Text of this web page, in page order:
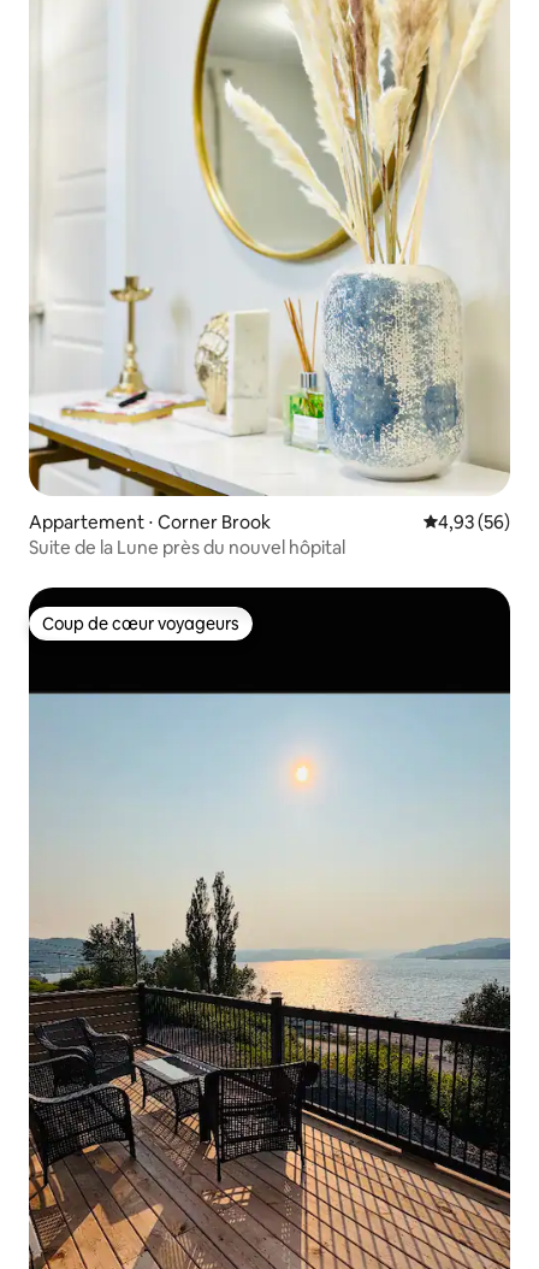
Appartement ⋅ Corner Brook Évaluation
4,93 (56)
Suite de la Lune près du nouvel hôpital
Coup de cœur voyageurs
Coup de cœur voyageurs